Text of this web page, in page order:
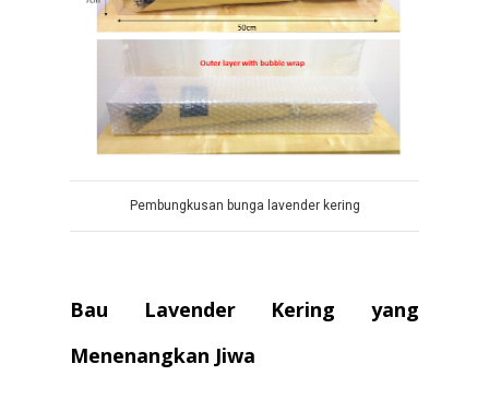
Pembungkusan bunga lavender kering
Bau Lavender Kering yang
Menenangkan Jiwa